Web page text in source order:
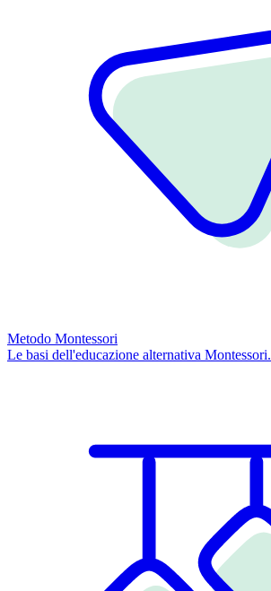
Metodo Montessori
Le basi dell'educazione alternativa Montessori.